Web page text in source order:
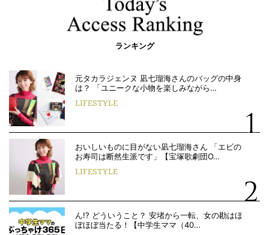
ランキング
元タカラジェンヌ 凪七瑠海さんのバッグの中身
は？ 「ユニークな小物を楽しみながら…
LIFESTYLE
おいしいものに目がない凪七瑠海さん 「エビの
お寿司は断然生派です」【宝塚歌劇団O…
LIFESTYLE
ん!? どういうこと？ 安堵から一転、女の勘はほ
ぼほぼ当たる！【中学生ママ（40…